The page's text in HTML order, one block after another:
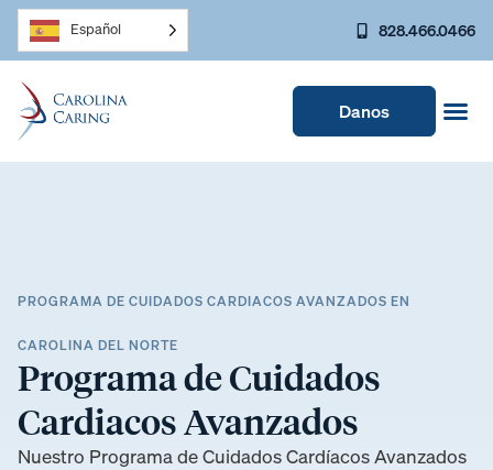
Español 828.466.0466
Danos
PROGRAMA DE CUIDADOS CARDIACOS AVANZADOS EN
CAROLINA DEL NORTE
Programa de Cuidados
Cardiacos Avanzados
Nuestro Programa de Cuidados Cardíacos Avanzados